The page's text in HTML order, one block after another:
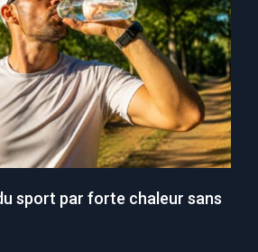
sport par forte chaleur sans